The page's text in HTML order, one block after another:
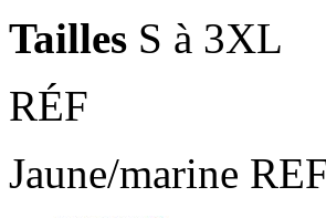
Tailles S à 3XL
RÉF
Jaune/marine